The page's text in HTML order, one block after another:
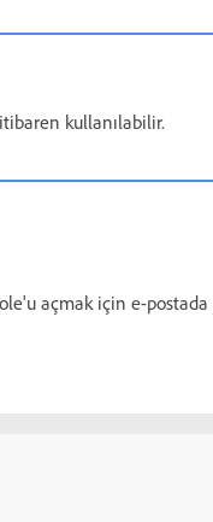
kullanılabilir.
açmak için e-postada